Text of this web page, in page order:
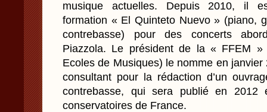
musique actuelles. Depuis 2010, il
formation « El Quinteto Nuevo » (piano,
contrebasse) pour des concerts
Piazzola. Le président de la « FFEM »
Ecoles de Musiques) le nomme en
consultant pour la rédaction d’un
contrebasse, qui sera publié en 2012
conservatoires de France.